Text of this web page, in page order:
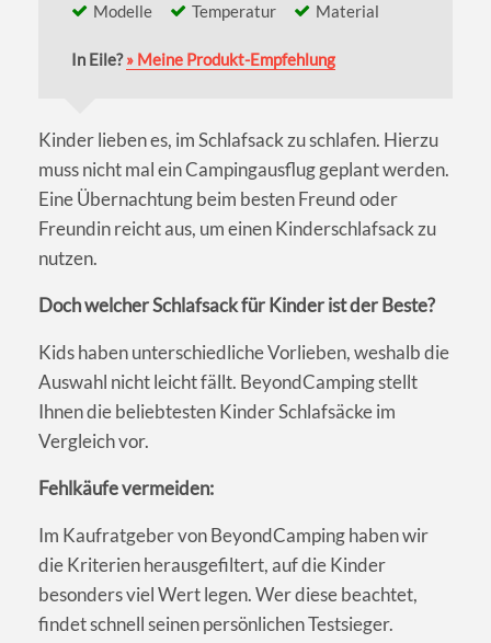
Modelle
Temperatur Material
In Eile?» Meine Produkt-Empfehlung
Kinder lieben es, im Schlafsack zu schlafen. Hierzu
muss nicht mal ein Campingausflug geplant werden.
Eine Übernachtung beim besten Freund oder
Freundin reicht aus, um einen Kinderschlafsack zu
nutzen.
Doch welcher Schlafsack für Kinder ist der Beste?
Kids haben unterschiedliche Vorlieben, weshalb die
Auswahl nicht leicht fällt. BeyondCamping stellt
Ihnen die beliebtesten Kinder Schlafsäcke im
Vergleich vor.
Fehlkäufe vermeiden:
Im Kaufratgeber von BeyondCamping haben wir
die Kriterien herausgefiltert, auf die Kinder
besonders viel Wert legen. Wer diese beachtet,
findet schnell seinen persönlichen Testsieger.